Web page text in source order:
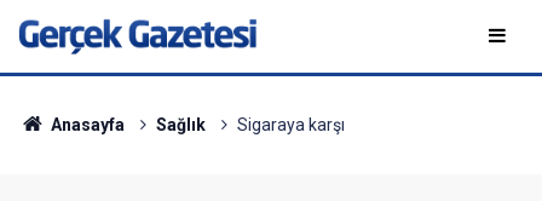
Anasayfa Sağlık Sigaraya karşı